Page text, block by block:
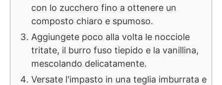
con lo zucchero fino a ottenere un
composto chiaro e spumoso.
Aggiungete poco alla volta le nocciole
tritate, il burro fuso tiepido e la vanillina,
mescolando delicatamente.
Versate l'impasto in una teglia imburrata e